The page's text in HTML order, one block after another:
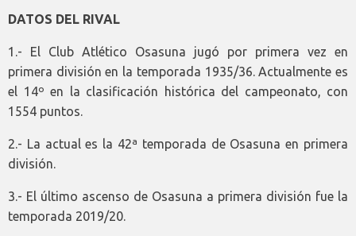
DATOS DEL RIVAL
1.- El Club Atlético Osasuna jugó por primera vez en
primera división en la temporada 1935/36. Actualmente es
el 14º en la clasificación histórica del campeonato, con
1554 puntos.
2.- La actual es la 42ª temporada de Osasuna en primera
división.
3.- El último ascenso de Osasuna a primera división fue la
temporada 2019/20.